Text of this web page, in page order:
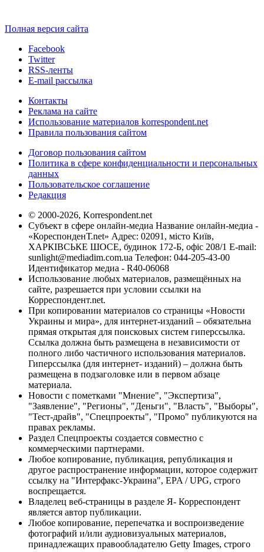
Полная версия сайта
Facebook
Twitter
RSS-ленты
E-mail рассылка
Контакты
Реклама на сайте
Использование материалов korrespondent.net
Правила пользования сайтом
Договор пользования сайтом
Политика в сфере конфиденциальности и персональных
данных
Пользовательское соглашение
Редакция
© 2000-2026, Korrespondent.net
Субъект в сфере онлайн-медиа Название онлайн-медиа -
«КореспонденТ.net» Адрес: 02091, місто Київ,
ХАРКІВСЬКЕ ШОСЕ, будинок 172-Б, офіс 208/1 E-mail:
sunlight@mediadim.com.ua Телефон: 044-205-43-00
Идентификатор медиа - R40-06068
Использование любых материалов, размещённых на
сайте, разрешается при условии ссылки на
Корреспондент.net.
При копировании материалов со страницы «Новости
Украины и мира», для интернет-изданий – обязательна
прямая открытая для поисковых систем гиперссылка.
Ссылка должна быть размещена в независимости от
полного либо частичного использования материалов.
Гиперссылка (для интернет- изданий) – должна быть
размещена в подзаголовке или в первом абзаце
материала.
Новости с пометками "Мнение", "Экспертиза",
"Заявление", "Регионы", "Деньги", "Власть", "Выборы",
"Тест-драйв", "Спецпроекты", "Промо" публикуются на
правах рекламы.
Раздел Спецпроекты создается совместно с
коммерческими партнерами.
Любое копирование, публикация, републикация и
другое распространение информации, которое содержит
ссылку на "Интерфакс-Украина", EPA / UPG, строго
воспрещается.
Владелец веб-страницы в разделе Я- Корреспондент
является автор публикации.
Любое копирование, перепечатка и воспроизведение
фотографий и/или аудиовизуальных материалов,
принадлежащих правообладателю Getty Images, строго